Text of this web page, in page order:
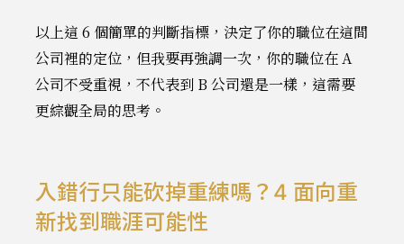
以上這 6 個簡單的判斷指標，決定了你的職位在這間
公司裡的定位，但我要再強調一次，你的職位在 A
公司不受重視，不代表到 B 公司還是一樣，這需要
更綜觀全局的思考。
入錯行只能砍掉重練嗎？4 面向重
新找到職涯可能性